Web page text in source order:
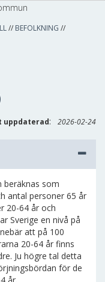
// BEFOLKNING //
uppdaterad: 2026-02-24
beräknas som
antal personer 65 år
20-64 år och
Sverige en nivå på
att på 100
20-64 år finns
Ju högre tal detta
för de